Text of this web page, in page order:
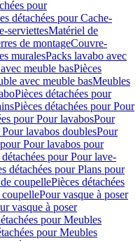
pour
détachées pour Cache-
serviettesMatériel de
de montageCouvre-
muralesPacks lavabo avec
meuble basPièces
avec meuble basMeubles
Pièces détachées pour
Pièces détachées pour Pour
pour Pour lavabosPour
lavabos doublesPour
Pour lavabos pour
détachées pour Pour lave-
détachées pour Plans pour
coupellePièces détachées
coupellePour vasque à poser
vasque à poser
pour Meubles
pour Meubles